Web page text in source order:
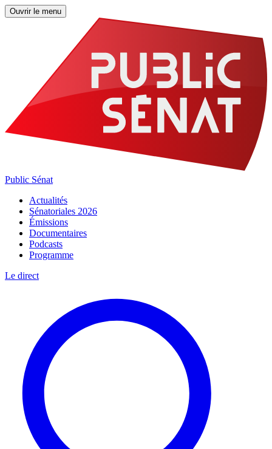
Ouvrir le menu
Public Sénat
Actualités
Sénatoriales 2026
Émissions
Documentaires
Podcasts
Programme
Le direct